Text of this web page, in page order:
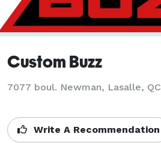
Custom Buzz
7077 boul. Newman, Lasalle, QC
Write A Recommendation